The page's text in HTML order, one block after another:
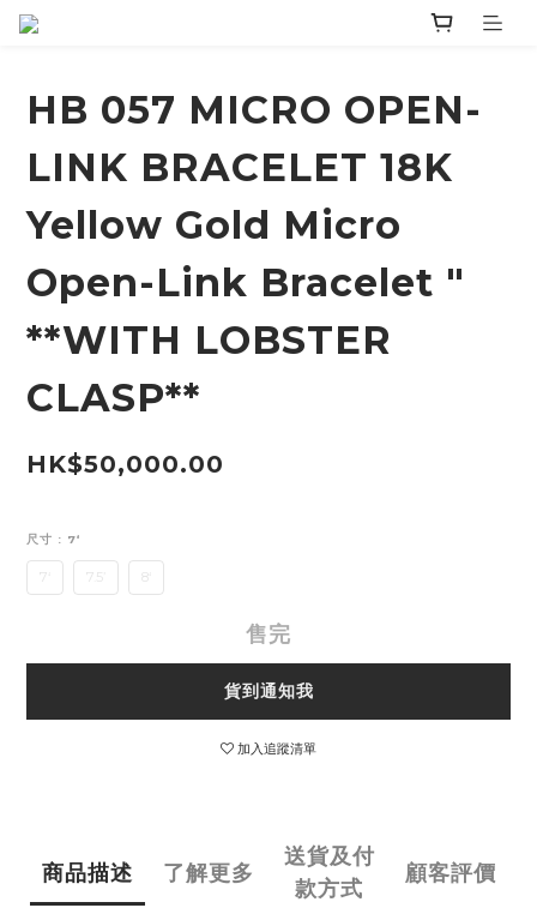
HB 057 MICRO OPEN-
LINK BRACELET 18K
Yellow Gold Micro
Open-Link Bracelet "
**WITH LOBSTER
CLASP**
HK$50,000.00
尺寸 : 7‘
7‘ 7.5’ 8‘
售完
貨到通知我
加入追蹤清單
商品描述 了解更多
送貨及付
款方式
顧客評價